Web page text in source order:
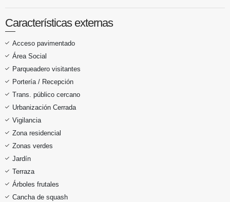
Características externas
Acceso pavimentado
Área Social
Parqueadero visitantes
Portería / Recepción
Trans. público cercano
Urbanización Cerrada
Vigilancia
Zona residencial
Zonas verdes
Jardín
Terraza
Árboles frutales
Cancha de squash